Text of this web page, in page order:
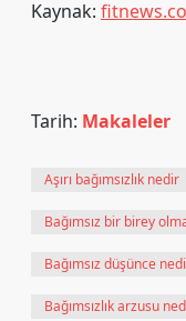
Kaynak:
Tarih: Makaleler
Aşırı bağımsızlık nedir
Bağımsız bir birey
Bağımsız düşünce
Bağımsızlık arzusu